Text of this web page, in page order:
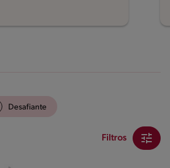
Desafiante
Filtros